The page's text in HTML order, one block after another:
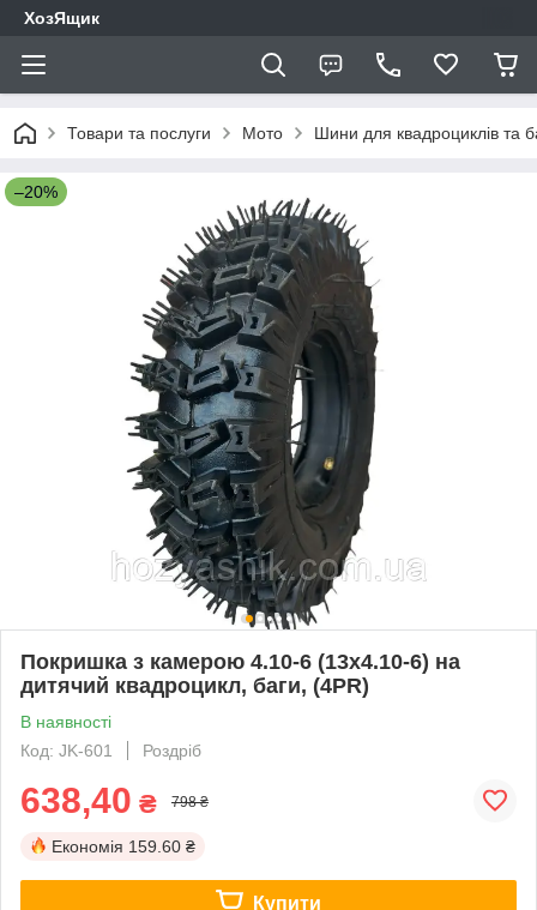
ХозЯщик
Товари та послуги Мото Шини для квадроциклів та
–20%
Покришка з камерою 4.10-6 (13х4.10-6) на
дитячий квадроцикл, баги, (4PR)
В наявності
Код: JK-601
Роздріб
638,40 ₴ 798 ₴
Економія 159.60 ₴
Купити